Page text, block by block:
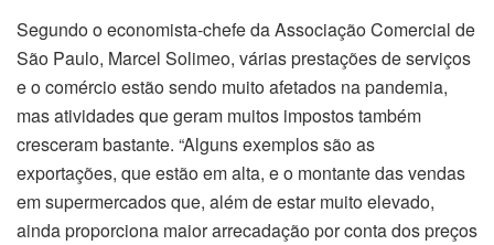
Segundo o economista-chefe da Associação Comercial de
São Paulo, Marcel Solimeo, várias prestações de serviços
e o comércio estão sendo muito afetados na pandemia,
mas atividades que geram muitos impostos também
cresceram bastante. “Alguns exemplos são as
exportações, que estão em alta, e o montante das vendas
em supermercados que, além de estar muito elevado,
ainda proporciona maior arrecadação por conta dos preços